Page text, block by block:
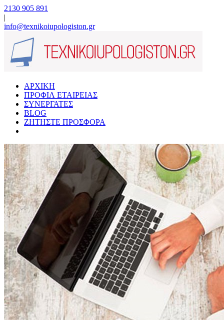
2130 905 891
|
info@texnikoiupologiston.gr
ΑΡΧΙΚΗ
ΠΡΟΦΙΛ ΕΤΑΙΡΕΙΑΣ
ΣΥΝΕΡΓΑΤΕΣ
BLOG
ΖΗΤΗΣΤΕ ΠΡΟΣΦΟΡΑ